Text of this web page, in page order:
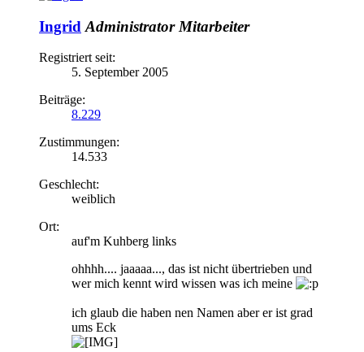
Ingrid Administrator Mitarbeiter
Registriert seit:
5. September 2005
Beiträge:
8.229
Zustimmungen:
14.533
Geschlecht:
weiblich
Ort:
auf'm Kuhberg links
ohhhh.... jaaaaa..., das ist nicht übertrieben und
wer mich kennt wird wissen was ich meine
ich glaub die haben nen Namen aber er ist grad
ums Eck